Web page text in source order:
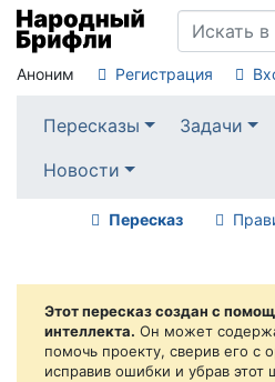
Аноним Регистрация
Пересказы Задачи
Новости
Пересказ
Этот пересказ создан с
интеллекта. Он может
помочь проекту, сверив его с
исправив ошибки и убрав этот